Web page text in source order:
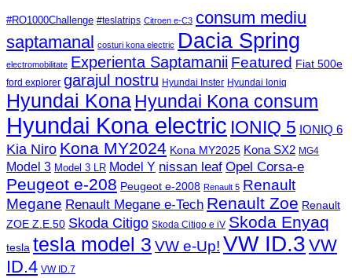
#RO1000Challenge #teslatrips Citroen e-C3 consum mediu
saptamanal
costuri kona electric Dacia Spring
electromobilitate Experienta Saptamanii Featured Fiat 500e
ford explorer garajul nostru Hyundai Inster Hyundai Ioniq
Hyundai KonaHyundai Kona consum
Hyundai Kona electric IONIQ 5 IONIQ 6
Kia Niro Kona MY2024 Kona MY2025 Kona SX2 MG4
Model 3 Model 3 LR Model Y nissan leaf Opel Corsa-e
Peugeot e-208 Peugeot e-2008 Renault 5 Renault
Megane Renault Megane e-Tech Renault Zoe Renault
ZOE Z.E.50 Skoda Citigo Skoda Citigo e iV Skoda Enyaq
tesla tesla model 3 VW e-Up! VW ID.3 VW
ID.4 VW ID.7